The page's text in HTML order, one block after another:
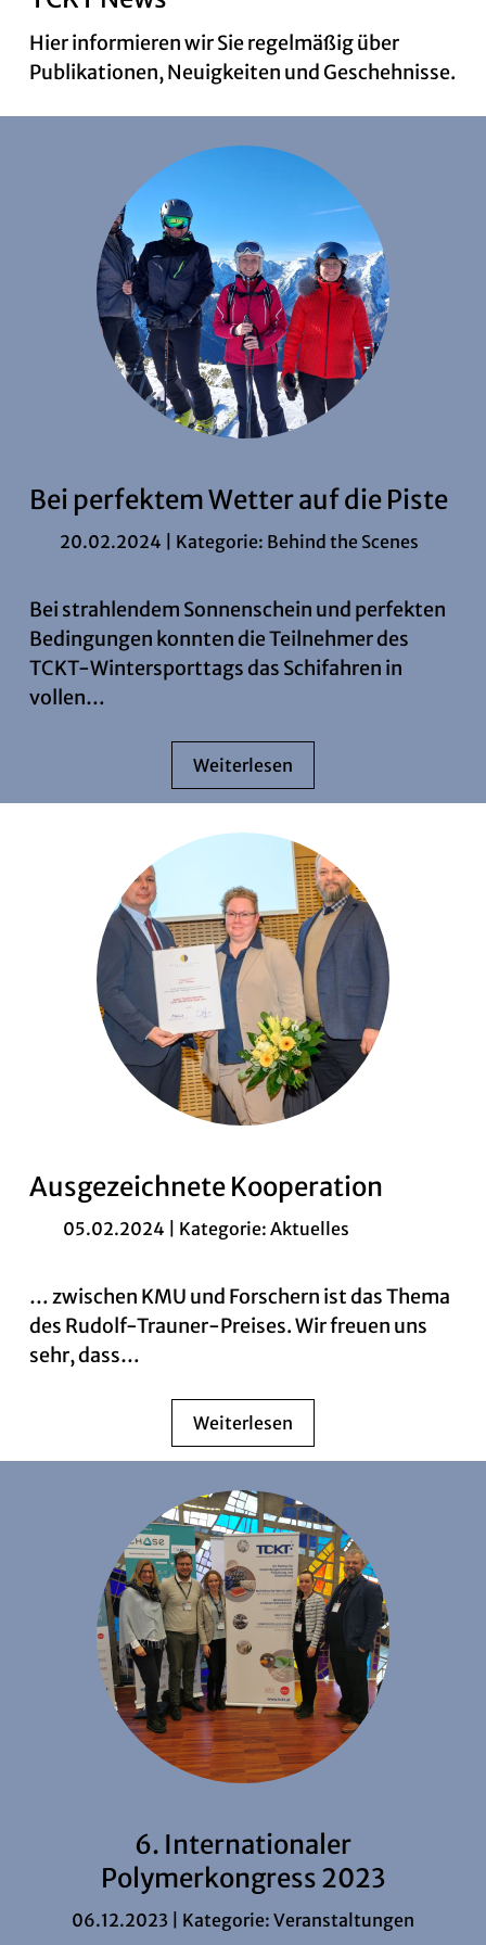
News
Hier informieren wir Sie regelmäßig über
Publikationen, Neuigkeiten und Geschehnisse.
Bei perfektem Wetter auf die Piste
20.02.2024 | Kategorie: Behind the Scenes
Bei strahlendem Sonnenschein und perfekten
Bedingungen konnten die Teilnehmer des
TCKT-Wintersporttags das Schifahren in
vollen…
Weiterlesen
Ausgezeichnete Kooperation
05.02.2024 | Kategorie: Aktuelles
… zwischen KMU und Forschern ist das Thema
des Rudolf-Trauner-Preises. Wir freuen uns
sehr, dass…
Weiterlesen
6. Internationaler
Polymerkongress 2023
06.12.2023 | Kategorie: Veranstaltungen